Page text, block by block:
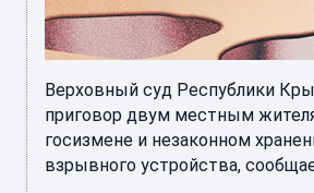
Верховный суд Республики
приговор двум местным
госизмене и незаконном
взрывного устройства,